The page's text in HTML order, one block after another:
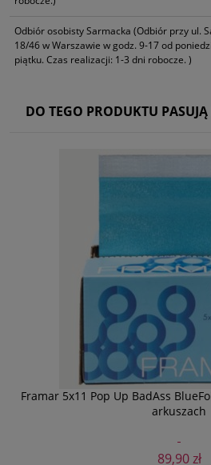
Odbiór osobisty Sarmacka (Odbiór przy ul.
18/46 w Warszawie w godz. 9-17 od
piątku. Czas realizacji: 1-3 dni robocze. )
DO TEGO PRODUKTU
Framar 5x11 Pop Up BadAss
arkuszach
89,90 zł